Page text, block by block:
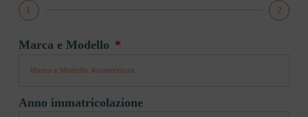
1 2
Marca e Modello
Anno immatricolazione